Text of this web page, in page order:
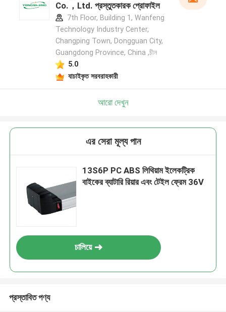
Co.，Ltd. প্রস্তুতকারক প্রোফাইল
7th Floor, Building 1, Wanfeng
Technology Industry Center,
Changping Town, Dongguan City,
Guangdong Province, China ,চীন
5.0
যাচাইকৃত সরবরাহকারী
আরো দেখুন
এর সেরা মূল্য পান
13S6P PC ABS লিথিয়াম ইলেকট্রিক
বাইকের ব্যাটারি রিয়ার এবং টেইল ফ্রেম 36V
চালিয়ে
প্রস্তাবিত পণ্য